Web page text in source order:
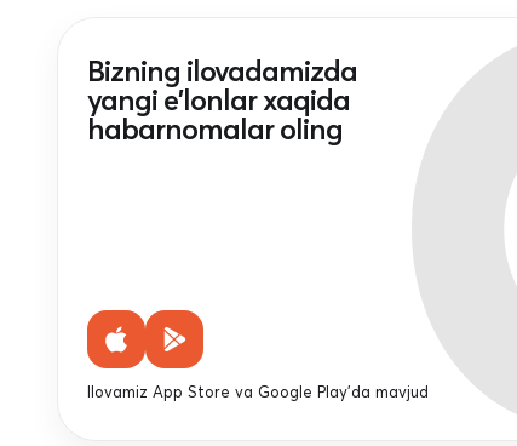
Bizning ilovadamizda
yangi e'lonlar xaqida
habarnomalar oling
Ilovamiz App Store va Google Play'da mavjud